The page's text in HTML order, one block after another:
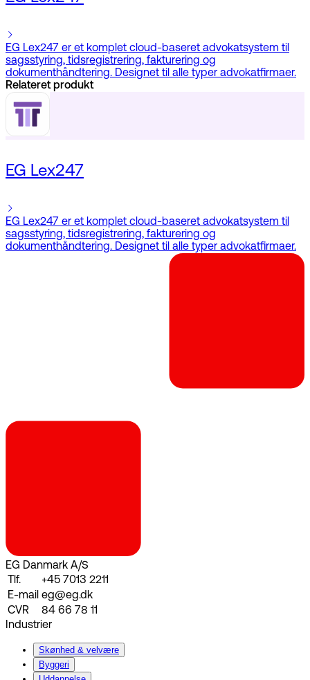
EG Lex247 er et komplet cloud-baseret advokatsystem til
sagsstyring, tidsregistrering, fakturering og
dokumenthåndtering. Designet til alle typer advokatfirmaer.
Relateret produkt
EG Lex247
EG Lex247 er et komplet cloud-baseret advokatsystem til
sagsstyring, tidsregistrering, fakturering og
dokumenthåndtering. Designet til alle typer advokatfirmaer.
EG Danmark A/S
Tlf.
+45 7013 2211
E-mail eg@eg.dk
CVR
84 66 78 11
Industrier
Skønhed & velvære
Byggeri